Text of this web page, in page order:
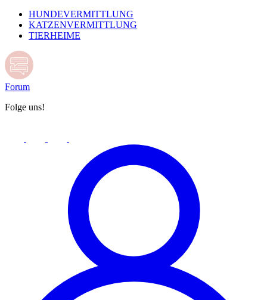
HUNDEVERMITTLUNG
KATZENVERMITTLUNG
TIERHEIME
Forum
Folge uns!